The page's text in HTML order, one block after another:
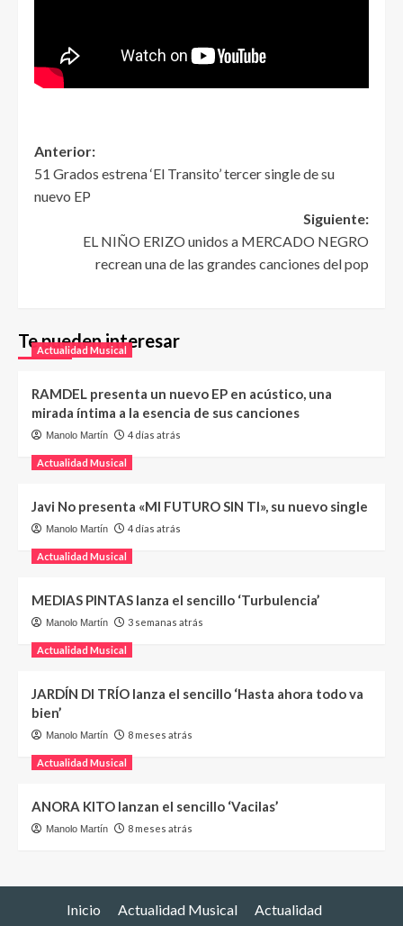
Anterior:
51 Grados estrena ‘El Transito’ tercer single de su
nuevo EP
Siguiente:
EL NIÑO ERIZO unidos a MERCADO NEGRO
recrean una de las grandes canciones del pop
Te pueden interesar
Actualidad Musical
RAMDEL presenta un nuevo EP en acústico, una
mirada íntima a la esencia de sus canciones
Manolo Martín 4 días atrás
Actualidad Musical
Javi No presenta «MI FUTURO SIN TI», su nuevo single
Manolo Martín 4 días atrás
Actualidad Musical
MEDIAS PINTAS lanza el sencillo ‘Turbulencia’
Manolo Martín 3 semanas atrás
Actualidad Musical
JARDÍN DI TRÍO lanza el sencillo ‘Hasta ahora todo va
bien’
Manolo Martín 8 meses atrás
Actualidad Musical
ANORA KITO lanzan el sencillo ‘Vacilas’
Manolo Martín 8 meses atrás
Inicio Actualidad Musical
Actualidad